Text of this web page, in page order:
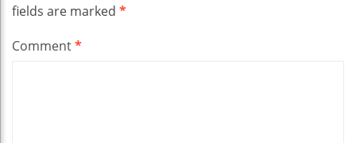
fields are marked *
Comment*